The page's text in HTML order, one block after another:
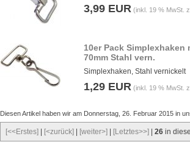
3,99 EUR (inkl. 19 % MwSt.
10er Pack Simplexhaken
70mm Stahl vern.
Simplexhaken, Stahl vernickelt
1,29 EUR (inkl. 19 % MwSt.
Diesen Artikel haben wir am Donnerstag, 26. Februar 2015 in
[<<Erstes] [<zurück] [weiter>] [Letztes>>] 26 in